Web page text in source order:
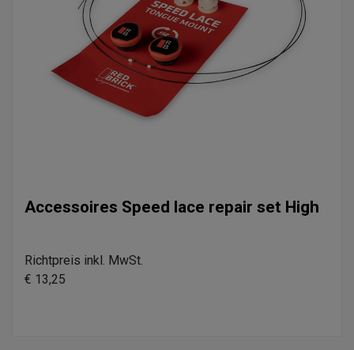
Accessoires Speed lace repair set High
Richtpreis inkl. MwSt.
€ 13,25